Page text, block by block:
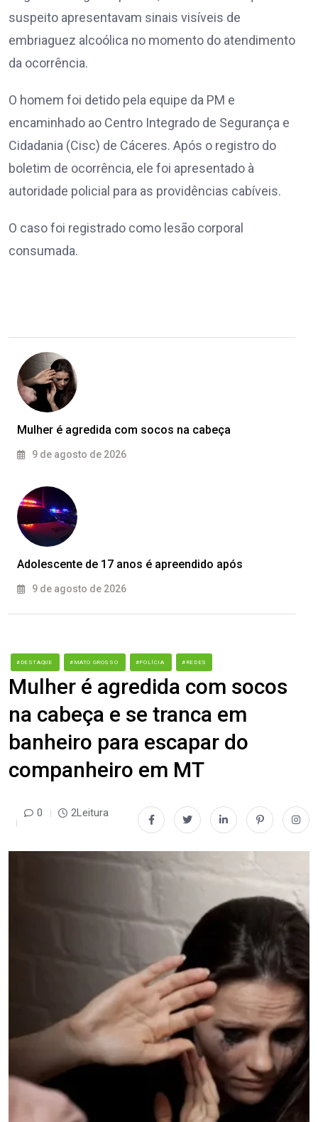
suspeito apresentavam sinais visíveis de
embriaguez alcoólica no momento do atendimento
da ocorrência.
O homem foi detido pela equipe da PM e
encaminhado ao Centro Integrado de Segurança e
Cidadania (Cisc) de Cáceres. Após o registro do
boletim de ocorrência, ele foi apresentado à
autoridade policial para as providências cabíveis.
O caso foi registrado como lesão corporal
consumada.
Mulher é agredida com socos na cabeça
9 de agosto de 2026
Adolescente de 17 anos é apreendido após
9 de agosto de 2026
#DESTAQUE #MATO GROSSO #POLÍCIA #REDES
Mulher é agredida com socos
na cabeça e se tranca em
banheiro para escapar do
companheiro em MT
0 2Leitura